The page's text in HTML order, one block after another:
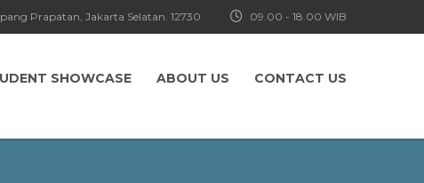
09.00 - 18.00 WIB
Prapatan, Jakarta Selatan. 12730
SHOWCASE ABOUT US CONTACT US